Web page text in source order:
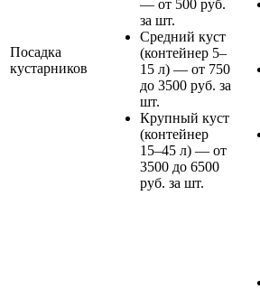
Посадка
кустарников
— от 500 руб.
за шт.
Средний куст
(контейнер 5–
15 л) — от 750
до 3500 руб. за
шт.
Крупный куст
(контейнер
15–45 л) — от
3500 до 6500
руб. за шт.